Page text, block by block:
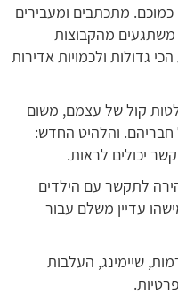
כמוכם. מתכתבים ומעבירים
משתגעים מהקבוצות
גדולות ולכמויות אדירות
קול של עצמם, משום
והלהיט החדש:
יכולים לראות.
לתקשר עם הילדים
עדיין משלם עבור
שיימינג, העלבות